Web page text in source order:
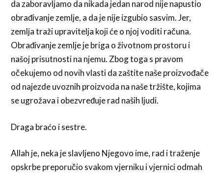
da zaboravljamo da nikada jedan narod nije napustio
obrađivanje zemlje, a da je nije izgubio sasvim. Jer,
zemlja traži upravitelja koji će o njoj voditi računa.
Obrađivanje zemlje je briga o životnom prostoru i
našoj prisutnosti na njemu. Zbog toga s pravom
očekujemo od novih vlasti da zaštite naše proizvođače
od najezde uvoznih proizvoda na naše tržište, kojima
se ugrožava i obezvređuje rad naših ljudi.
Draga braćo i sestre.
Allah je, neka je slavljeno Njegovo ime, rad i traženje
opskrbe preporučio svakom vjerniku i vjernici odmah